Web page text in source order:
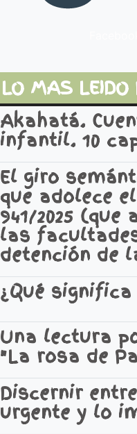
LO MAS LEIDO
Akahatá.
infantil. 10
El giro
que adolece
941/2025 (que
las
detención de
¿Qué significa
Una lectura
"La rosa de
Discernir
urgente y lo